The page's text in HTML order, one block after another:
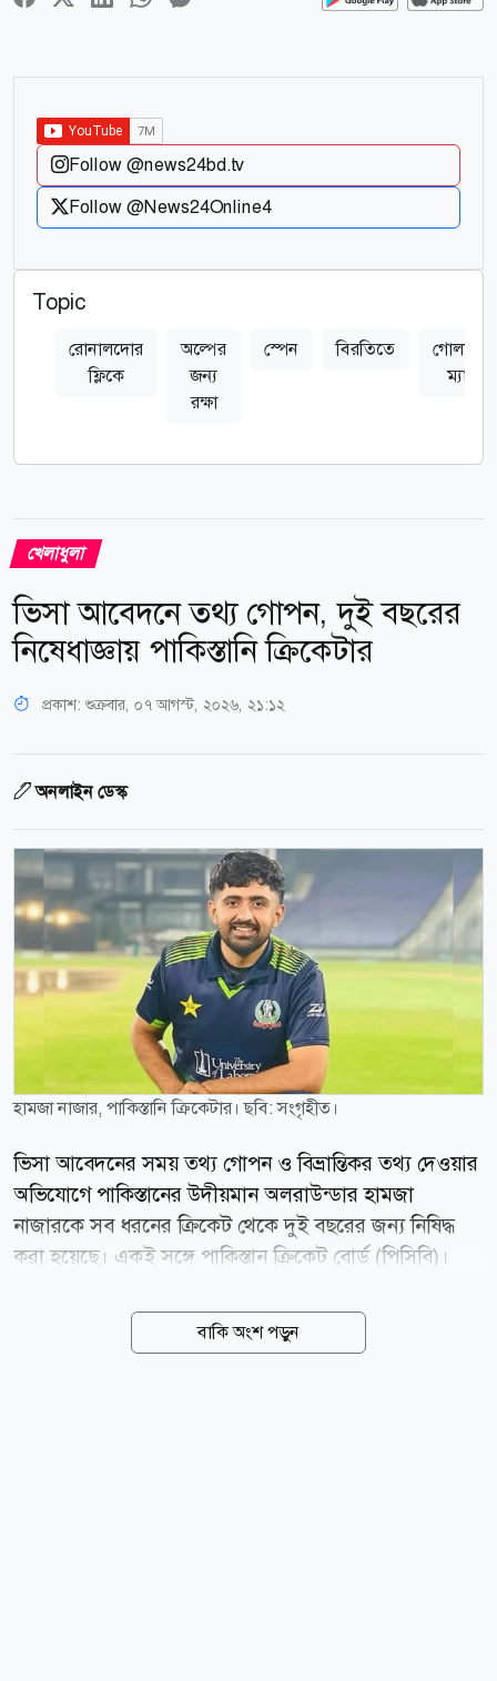
Follow @news24bd.tv
Follow @News24Online4
Topic
রোনালদোর
ফ্লিকে
অল্পের
জন্য
রক্ষা
স্পেন বিরতিতে
গোলশূন্য
ম্যাচ
খেলাধুলা
ভিসা আবেদনে তথ্য গোপন, দুই বছরের
নিষেধাজ্ঞায় পাকিস্তানি ক্রিকেটার
প্রকাশ: শুক্রবার, ০৭ আগস্ট, ২০২৬, ২১:১২
অনলাইন ডেস্ক
হামজা নাজার, পাকিস্তানি ক্রিকেটার। ছবি: সংগৃহীত।
ভিসা আবেদনের সময় তথ্য গোপন ও বিভ্রান্তিকর তথ্য দেওয়ার
অভিযোগে পাকিস্তানের উদীয়মান অলরাউন্ডার হামজা
নাজারকে সব ধরনের ক্রিকেট থেকে দুই বছরের জন্য নিষিদ্ধ
করা হয়েছে। একই সঙ্গে পাকিস্তান ক্রিকেট বোর্ড (পিসিবি)।
হয়েছে। বৃহস্পতিবার (৬ আগস্ট) এক বিবৃতিতে পিসিবি জানায়,
বোর্ডের মাধ্যমে বিদেশ সফরের জন্য ভিসা আবেদন করার
বাকি অংশ পড়ুন